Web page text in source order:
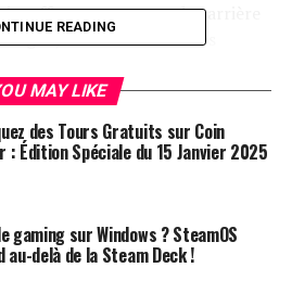
off propose un mode carrière
ligne, incluant des modes
partagé, ce qui serait un
un jeu sous licence. Le trailer
Chasers, marquer des
à travers des cerceaux
semble voler à travers ses
rattraper le Golden Snitch.
READING
MAY LIKE
des Tours Gratuits sur Coin
: Édition Spéciale du 15 Janvier 2025
gaming sur Windows ? SteamOS
au-delà de la Steam Deck !